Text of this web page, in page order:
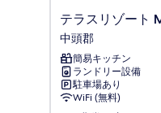
テ
ラ
ス
リ
ゾ
ー
ト
テラスリゾート
中頭郡
簡易キッチン
ランドリー設備
駐車場あり
WiFi (無料)